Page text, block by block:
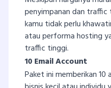
penyimpanan dan
kamu tidak perlu
atau performa hosting
traffic tinggi.
10 Email Account
Paket ini memberikan 10